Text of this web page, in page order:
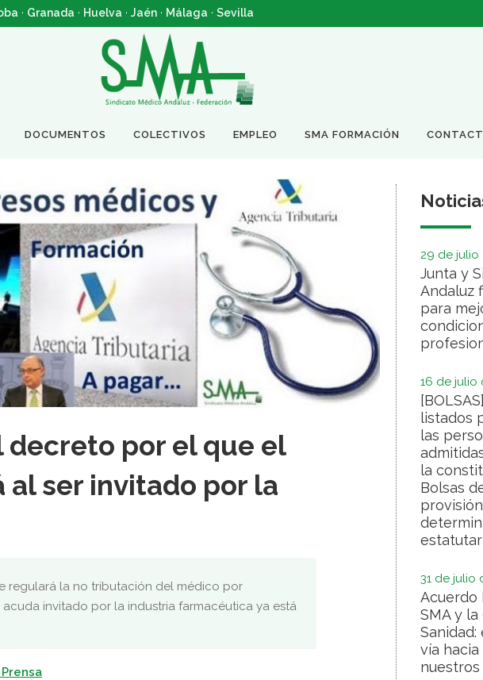
· Granada · Huelva · Jaén · Málaga · Sevilla
DOCUMENTOS COLECTIVOS EMPLEO SMA FORMACIÓN
por el que el
ser invitado por la
regulará la no tributación del médico por
invitado por la industria farmacéutica ya está
29 de julio
Junta y
Andaluz
para
16 de julio
listados
las
la
Bolsas
31 de julio
Acuerdo
SMA y
vía